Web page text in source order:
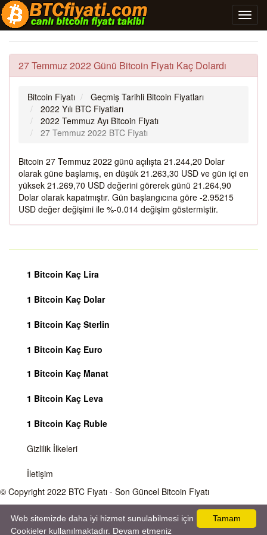
27 Temmuz 2022 Günü Bitcoin Fiyatı Kaç Dolardı
Bitcoin Fiyatı
Geçmiş Tarihli Bitcoin Fiyatları
2022 Yılı BTC Fiyatları
2022 Temmuz Ayı Bitcoin Fiyatı
27 Temmuz 2022 BTC Fiyatı
Bitcoin 27 Temmuz 2022 günü açılışta 21.244,20 Dolar
olarak güne başlamış, en düşük 21.263,30 USD ve gün içi en
yüksek 21.269,70 USD değerini görerek günü 21.264,90
Dolar olarak kapatmıştır. Gün başlangıcına göre -2.95215
USD değer değişimi ile %-0.014 değişim göstermiştir.
1 Bitcoin Kaç Lira
1 Bitcoin Kaç Dolar
1 Bitcoin Kaç Sterlin
1 Bitcoin Kaç Euro
1 Bitcoin Kaç Manat
1 Bitcoin Kaç Leva
1 Bitcoin Kaç Ruble
Gizlilik İlkeleri
İletişim
© Copyright 2022 BTC Fiyatı - Son Güncel Bitcoin Fiyatı
Bitcoin fiyatı sürekli olarak değişmektedir, 7 gün 24 saat kripto para piyasaları
aktiftir. Sitemiz sadece bilgilendirme amacı gütmektedir, herhangi bir kripto paraya
Tamam
Web sitemizde daha iyi hizmet sunulabilmesi için
Cookieler kullanılmaktadır. Devam etmeniz